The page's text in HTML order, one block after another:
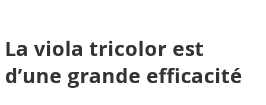
La viola tricolor est
d’une grande efficacité